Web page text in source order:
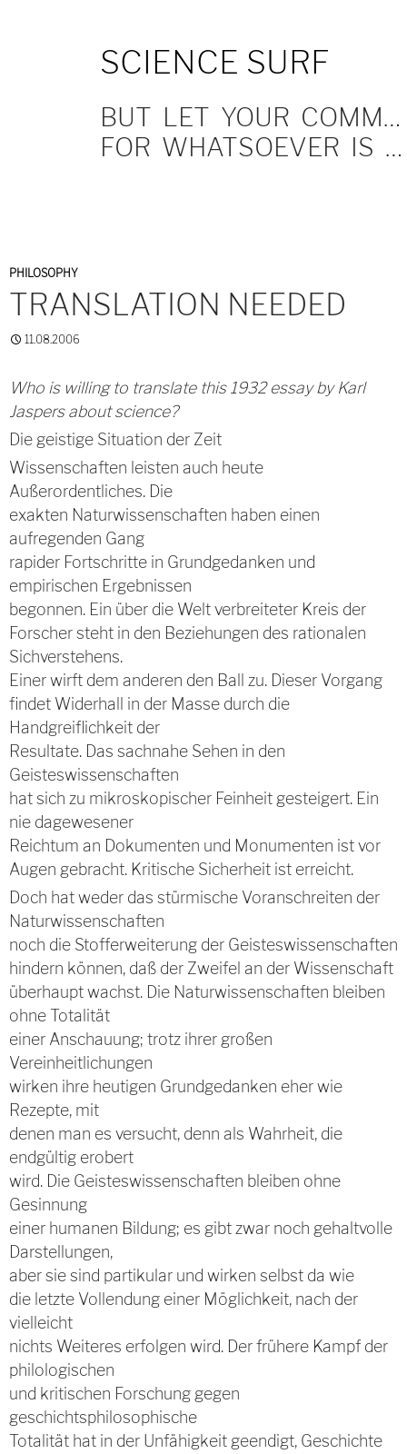
SCIENCE SURF
BUT LET YOUR COMMUNICATION BE YEA, YEA; NAY, NAY.
FOR WHATSOEVER IS MORE THAN THESE COMETH OF EVIL.
PHILOSOPHY
TRANSLATION NEEDED
11.08.2006
Who is willing to translate this 1932 essay by Karl
Jaspers about science?
Die geistige Situation der Zeit
Wissenschaften leisten auch heute
Außerordentliches. Die
exakten Naturwissenschaften haben einen
aufregenden Gang
rapider Fortschritte in Grundgedanken und
empirischen Ergebnissen
begonnen. Ein über die Welt verbreiteter Kreis der
Forscher steht in den Beziehungen des rationalen
Sichverstehens.
Einer wirft dem anderen den Ball zu. Dieser Vorgang
findet Widerhall in der Masse durch die
Handgreiflichkeit der
Resultate. Das sachnahe Sehen in den
Geisteswissenschaften
hat sich zu mikroskopischer Feinheit gesteigert. Ein
nie dagewesener
Reichtum an Dokumenten und Monumenten ist vor
Augen gebracht. Kritische Sicherheit ist erreicht.
Doch hat weder das stürmische Voranschreiten der
Naturwissenschaften
noch die Stofferweiterung der Geisteswissenschaften
hindern können, daß der Zweifel an der Wissenschaft
überhaupt wachst. Die Naturwissenschaften bleiben
ohne Totalität
einer Anschauung; trotz ihrer großen
Vereinheitlichungen
wirken ihre heutigen Grundgedanken eher wie
Rezepte, mit
denen man es versucht, denn als Wahrheit, die
endgültig erobert
wird. Die Geisteswissenschaften bleiben ohne
Gesinnung
einer humanen Bildung; es gibt zwar noch gehaltvolle
Darstellungen,
aber sie sind partikular und wirken selbst da wie
die letzte Vollendung einer Möglichkeit, nach der
vielleicht
nichts Weiteres erfolgen wird. Der frühere Kampf der
philologischen
und kritischen Forschung gegen
geschichtsphilosophische
Totalität hat in der Unfähigkeit geendigt, Geschichte